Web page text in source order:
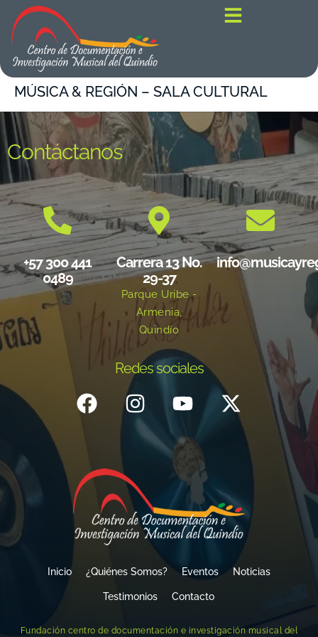
contenido
MÚSICA & REGIÓN – SALA CULTURAL
Contáctanos
+57 300 441
0489
Carrera 13 No.
29-37
Parque Uribe -
Armenia,
Quindío
Redes sociales
Inicio ¿Quiénes Somos? Eventos Noticias
Testimonios Contacto
Fundación centro de documentación e investigación musical del